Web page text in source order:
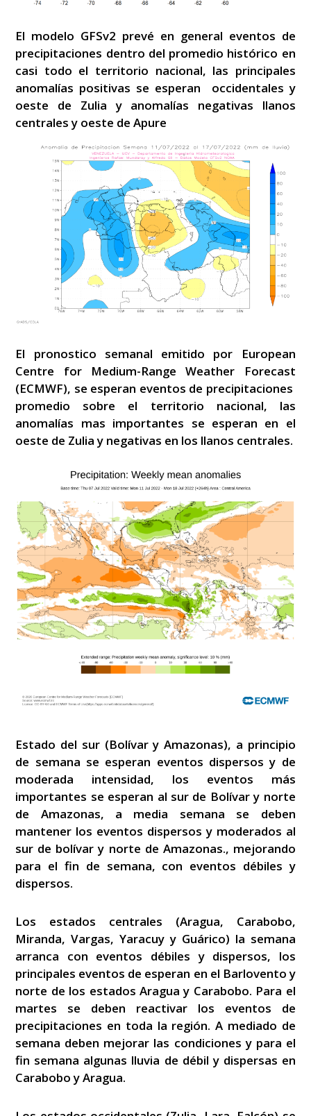
El modelo GFSv2 prevé en general eventos de
precipitaciones dentro del promedio histórico en
casi todo el territorio nacional, las principales
anomalías positivas se esperan occidentales y
oeste de Zulia y anomalías negativas llanos
centrales y oeste de Apure
El pronostico semanal emitido por European
Centre for Medium-Range Weather Forecast
(ECMWF), se esperan eventos de precipitaciones
promedio sobre el territorio nacional, las
anomalías mas importantes se esperan en el
oeste de Zulia y negativas en los llanos centrales.
Estado del sur (Bolívar y Amazonas), a principio
de semana se esperan eventos dispersos y de
moderada intensidad, los eventos más
importantes se esperan al sur de Bolívar y norte
de Amazonas, a media semana se deben
mantener los eventos dispersos y moderados al
sur de bolívar y norte de Amazonas., mejorando
para el fin de semana, con eventos débiles y
dispersos.
Los estados centrales (Aragua, Carabobo,
Miranda, Vargas, Yaracuy y Guárico) la semana
arranca con eventos débiles y dispersos, los
principales eventos de esperan en el Barlovento y
norte de los estados Aragua y Carabobo. Para el
martes se deben reactivar los eventos de
precipitaciones en toda la región. A mediado de
semana deben mejorar las condiciones y para el
fin semana algunas lluvia de débil y dispersas en
Carabobo y Aragua.